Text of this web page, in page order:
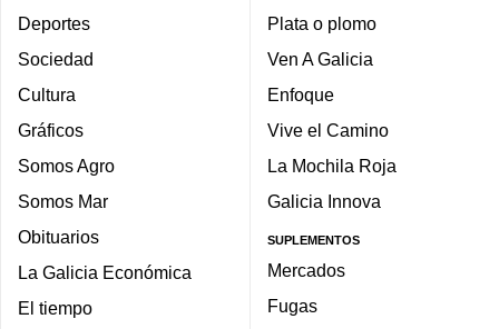
Deportes
Sociedad
Cultura
Gráficos
Somos Agro
Somos Mar
Obituarios
La Galicia Económica
El tiempo
Plata o plomo
Ven A Galicia
Enfoque
Vive el Camino
La Mochila Roja
Galicia Innova
SUPLEMENTOS
Mercados
Fugas